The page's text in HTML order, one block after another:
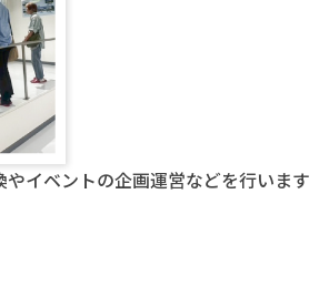
イベントの企画運営などを行います